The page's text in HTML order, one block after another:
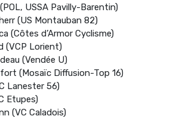
USSA Pavilly-Barentin)
(US Montauban 82)
(Côtes d’Armor Cyclisme)
(VCP Lorient)
(Vendée U)
(Mosaïc Diffusion-Top 16)
Lanester 56)
Etupes)
(VC Caladois)